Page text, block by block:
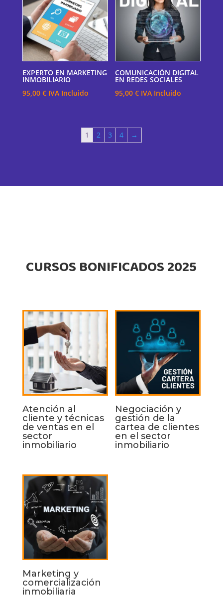
EXPERTO EN MARKETING
INMOBILIARIO
95,00 € IVA Incluido
COMUNICACIÓN DIGITAL
EN REDES SOCIALES
95,00€ IVA Incluido
1 2 3 4 →
CURSOS BONIFICADOS 2025
Atención al
cliente y técnicas
de ventas en el
sector
inmobiliario
Negociación y
gestión de la
cartea de clientes
en el sector
inmobiliario
Marketing y
comercialización
inmobiliaria